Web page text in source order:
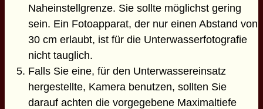
Naheinstellgrenze. Sie sollte möglichst gering
sein. Ein Fotoapparat, der nur einen Abstand von
30 cm erlaubt, ist für die Unterwasserfotografie
nicht tauglich.
Falls Sie eine, für den Unterwassereinsatz
hergestellte, Kamera benutzen, sollten Sie
darauf achten die vorgegebene Maximaltiefe